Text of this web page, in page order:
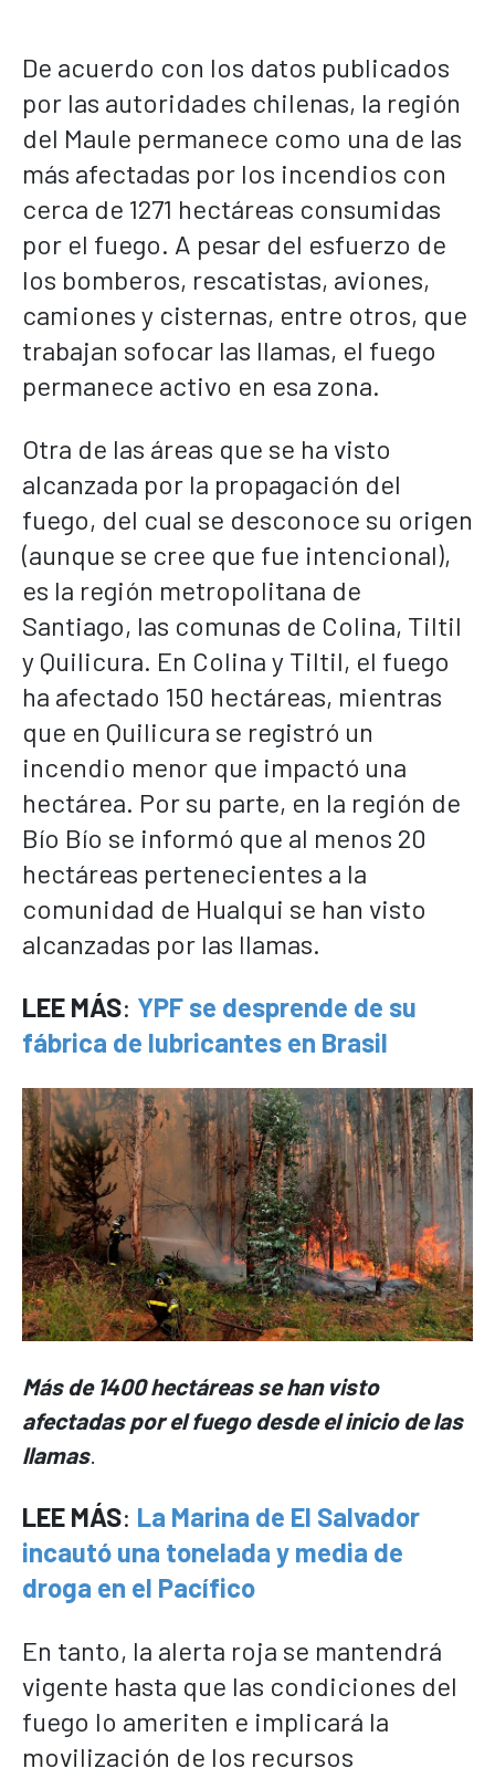
De acuerdo con los datos publicados
por las autoridades chilenas, la región
del Maule permanece como una de las
más afectadas por los incendios con
cerca de 1271 hectáreas consumidas
por el fuego. A pesar del esfuerzo de
los bomberos, rescatistas, aviones,
camiones y cisternas, entre otros, que
trabajan sofocar las llamas, el fuego
permanece activo en esa zona.
Otra de las áreas que se ha visto
alcanzada por la propagación del
fuego, del cual se desconoce su origen
(aunque se cree que fue intencional),
es la región metropolitana de
Santiago, las comunas de Colina, Tiltil
y Quilicura. En Colina y Tiltil, el fuego
ha afectado 150 hectáreas, mientras
que en Quilicura se registró un
incendio menor que impactó una
hectárea. Por su parte, en la región de
Bío Bío se informó que al menos 20
hectáreas pertenecientes a la
comunidad de Hualqui se han visto
alcanzadas por las llamas.
LEE MÁS: YPF se desprende de su
fábrica de lubricantes en Brasil
Más de 1400 hectáreas se han visto
afectadas por el fuego desde el inicio de las
llamas.
LEE MÁS: La Marina de El Salvador
incautó una tonelada y media de
droga en el Pacífico
En tanto, la alerta roja se mantendrá
vigente hasta que las condiciones del
fuego lo ameriten e implicará la
movilización de los recursos